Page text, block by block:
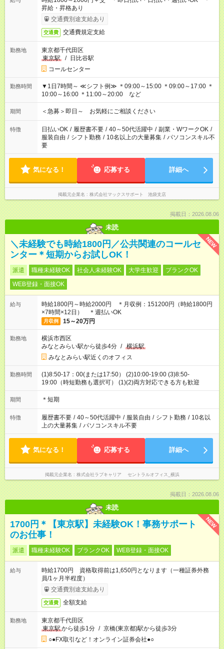
昇給・昇格あり
交通費別途支給あり
交通費 交通費規定支給
勤務地
東京都千代田区
東京駅
/ 日比谷駅
コールセンター
勤務時間
▼1日7時間～ ≪シフト例≫ ＊09:00～15:00 ＊09:00～17:00 ＊
10:00～16:00 ＊11:00～20:00 など
期間 ＜急募＞即日～ お気軽にご相談ください
特徴 日払いOK / 履歴書不要 / 40～50代活躍中 / 副業・WワークOK /
服装自由 / シフト勤務 / 10名以上の大量募集 / パソコンスキル不
要
気になる！ 応募する 詳細へ
掲載元企業名 株式会社マックスサポート 池袋支店
掲載日：2026.08.06
未読
NEW
＼未経験でも時給1800円／公共関連のコールセ
ンター＊短期からお試しOK！
派遣 職種未経験OK 社会人未経験OK 大学生歓迎
ブランクOK
WEB登録・面接OK
給与
時給1800円～時給2000円 ＊月収例：151200円（時給1800円
×7時間×12日） ＊週払いOK
月収例 15～20万円
勤務地
横浜市西区
みなとみらい駅から徒歩4分 / 横浜駅
みなとみらい駅近くのオフィス
勤務時間
(1)8:50-17：00(または17:50） (2)10:00-19:00 (3)8:50-
19:00（時短勤務も選択可） (1)(2)両方対応できる方も歓迎
期間 ＊短期
特徴 履歴書不要 / 40～50代活躍中 / 服装自由 / シフト勤務 / 10名以
上の大量募集 / パソコンスキル不要
気になる！ 応募する 詳細へ
掲載元企業名 株式会社ラブキャリア セントラルオフィス_横浜
掲載日：2026.08.06
未読
NEW
1700円＊【東京駅】未経験OK！事務サポート
のお仕事！
派遣 職種未経験OK ブランクOK WEB登録・面接OK
給与
時給1700円 資格取得前は1,650円となります（一種証券外務
員/1ヶ月半程度）
交通費別途支給あり
交通費 全額支給
勤務地
東京都千代田区
東京駅から徒歩1分 / 京橋(東京都)駅から徒歩3分
○●FX取引など！オンライン証券会社●○